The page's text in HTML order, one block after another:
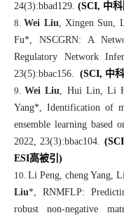
24(3):bbad129. (SCI, 中
8.Wei Liu, Xingen Sun,
Fu*, NSCGRN: A
Regulatory Network
23(5):bbac156. (SCI, 中
9.Wei Liu, Hui Lin, Li
Yang*, Identification of
ensemble learning based
2022, 23(3):bbac104.
ESI高被引 )
10.Li Peng, cheng Yang,
Liu*, RNMFLP:
robust non-negative